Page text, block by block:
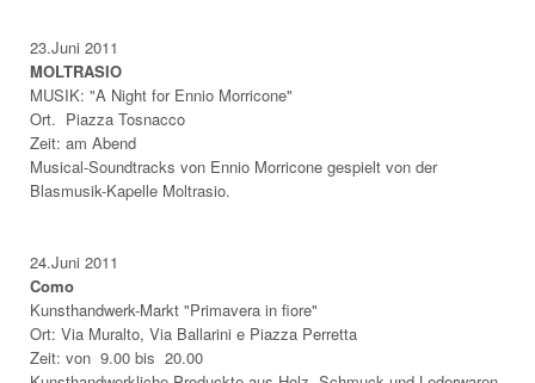
23.Juni 2011
MOLTRASIO
MUSIK: "A Night for Ennio Morricone"
Ort. Piazza Tosnacco
Zeit: am Abend
Musical-Soundtracks von Ennio Morricone gespielt von der
Blasmusik-Kapelle Moltrasio.
24.Juni 2011
Como
Kunsthandwerk-Markt "Primavera in fiore"
Ort: Via Muralto, Via Ballarini e Piazza Perretta
Zeit: von 9.00 bis 20.00